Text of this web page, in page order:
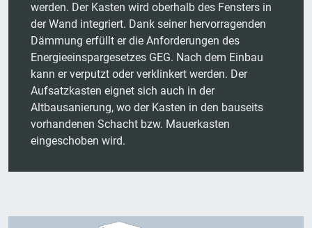
werden. Der Kasten wird oberhalb des Fensters in
der Wand integriert. Dank seiner hervorragenden
Dämmung erfüllt er die Anforderungen des
Energieeinspargesetzes GEG. Nach dem Einbau
kann er verputzt oder verklinkert werden. Der
Aufsatzkasten eignet sich auch in der
Altbausanierung, wo der Kasten in den bauseits
vorhandenen Schacht bzw. Mauerkasten
eingeschoben wird.